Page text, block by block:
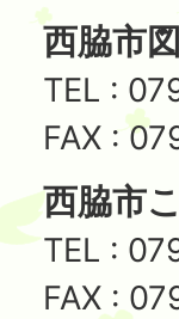
西脇市
TEL :
FAX :
西脇市
TEL :
FAX :